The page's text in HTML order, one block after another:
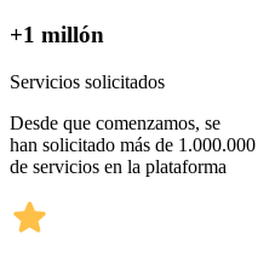
+1 millón
Servicios solicitados
Desde que comenzamos, se
han solicitado más de 1.000.000
de servicios en la plataforma